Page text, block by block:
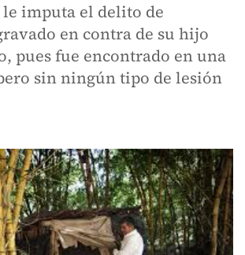
le imputa el delito de
en contra de su hijo
pues fue encontrado en una
sin ningún tipo de lesión